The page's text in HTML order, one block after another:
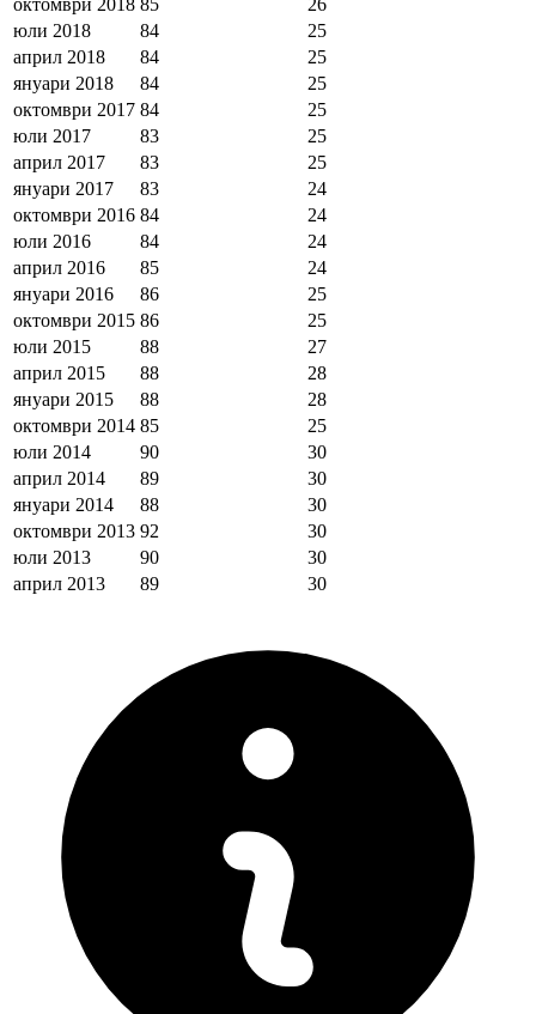
октомври 2018 85
26
юли 2018
84
25
април 2018
84
25
януари 2018
84
25
октомври 2017 84
25
юли 2017
83
25
април 2017
83
25
януари 2017
83
24
октомври 2016 84
24
юли 2016
84
24
април 2016
85
24
януари 2016
86
25
октомври 2015 86
25
юли 2015
88
27
април 2015
88
28
януари 2015
88
28
октомври 2014 85
25
юли 2014
90
30
април 2014
89
30
януари 2014
88
30
октомври 2013 92
30
юли 2013
90
30
април 2013
89 30